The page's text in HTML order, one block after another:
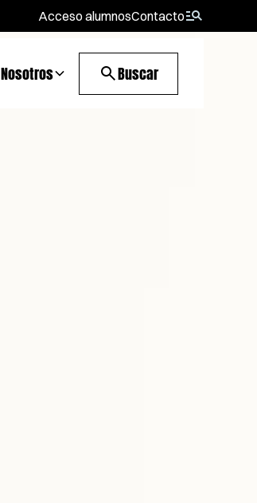
Acceso alumnosContacto
Nosotros Buscar